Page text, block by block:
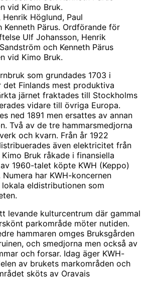
Höglund, Paul
Kenneth Pärus. Ordförande för
Ulf Johansson, Henrik
och Kenneth Pärus
vid Kimo Bruk.
som grundades 1703 i
det Finlands mest produktiva
järnet fraktades till Stockholms
vidare till övriga Europa.
ned 1891 men ersattes av annan
Två av de tre hammarsmedjorna
och kvarn. Från år 1922
även elektricitet från
Bruk råkade i finansiella
1960-talet köpte KWH (Keppo)
har KWH-koncernen
eldistributionen som
levande kulturcentrum där gammal
parkområde möter nutiden.
hammaren omges Bruksgården
och smedjorna men också av
och forsar. Idag äger KWH-
av brukets markområden och
sköts av Oravais